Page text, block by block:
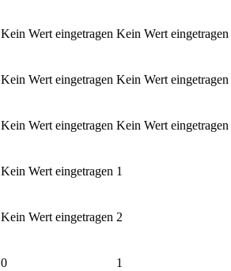
Kein Wert eingetragen Kein Wert eingetragen
Kein Wert eingetragen Kein Wert eingetragen
Kein Wert eingetragen Kein Wert eingetragen
Kein Wert eingetragen 1
Kein Wert eingetragen 2
0 1